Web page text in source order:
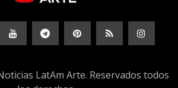
LatAm Arte. Reservados todos